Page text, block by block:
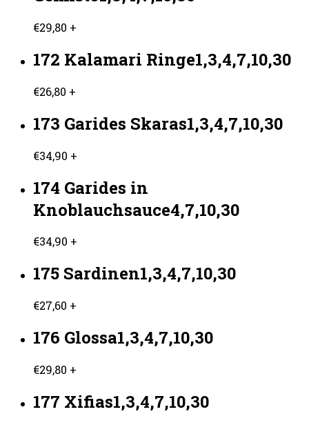
€29,80 +
172 Kalamari Ringe1,3,4,7,10,30
€26,80 +
173 Garides Skaras1,3,4,7,10,30
€34,90 +
174 Garides in
Knoblauchsauce4,7,10,30
€34,90 +
175 Sardinen1,3,4,7,10,30
€27,60 +
176 Glossa1,3,4,7,10,30
€29,80 +
177 Xifias1,3,4,7,10,30